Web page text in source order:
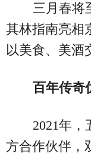
三月春将
其林指南亮相
以美食、美酒
百年传奇
2021年
方合作伙伴，